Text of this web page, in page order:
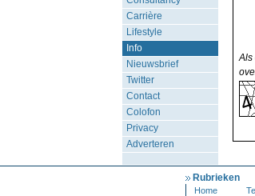
Carrière
Lifestyle
Info
Nieuwsbrief
Twitter
Contact
Colofon
Privacy
Adverteren
Als
Rubrieken
Home